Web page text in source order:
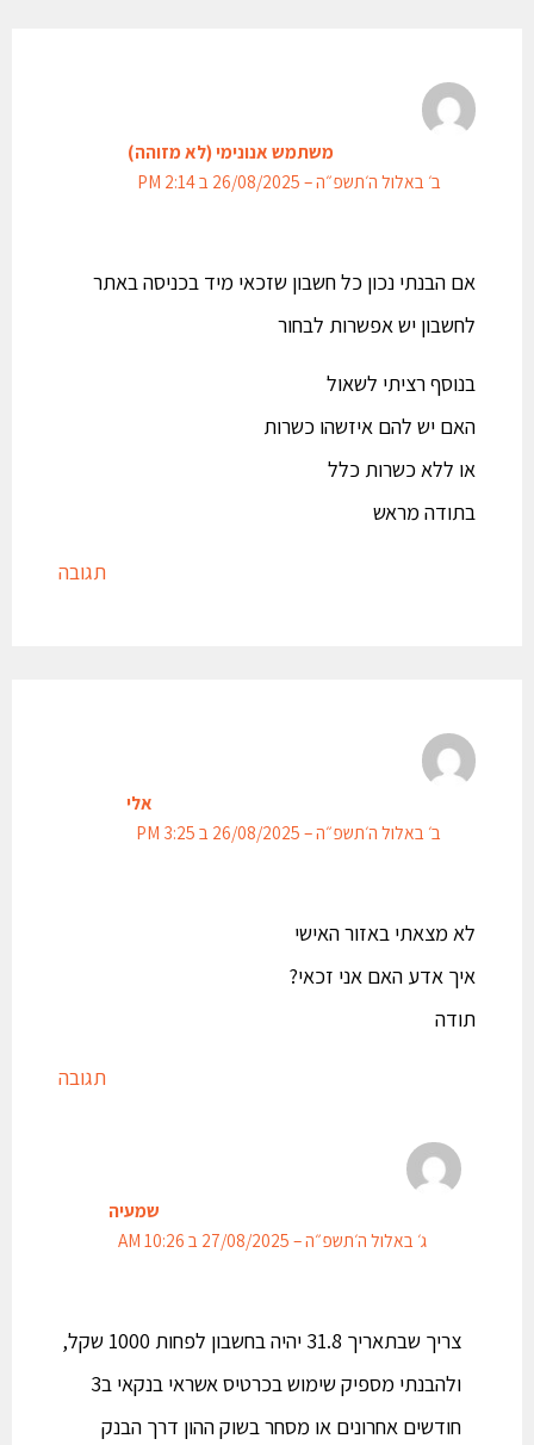
משתמש אנונימי (לא מזוהה)
ב׳ באלול ה׳תשפ״ה – 26/08/2025 ב 2:14 PM
אם הבנתי נכון כל חשבון שזכאי מיד בכניסה באתר
לחשבון יש אפשרות לבחור
בנוסף רציתי לשאול
האם יש להם איזשהו כשרות
או ללא כשרות כלל
בתודה מראש
תגובה
אלי
ב׳ באלול ה׳תשפ״ה – 26/08/2025 ב 3:25 PM
לא מצאתי באזור האישי
איך אדע האם אני זכאי?
תודה
תגובה
שמעיה
ג׳ באלול ה׳תשפ״ה – 27/08/2025 ב 10:26 AM
צריך שבתאריך 31.8 יהיה בחשבון לפחות 1000 שקל,
ולהבנתי מספיק שימוש בכרטיס אשראי בנקאי ב3
חודשים אחרונים או מסחר בשוק ההון דרך הבנק